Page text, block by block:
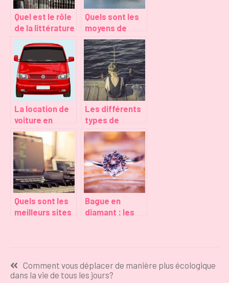
Quel est le rôle
de la littérature
dans
l’éducation ?
Quels sont les
moyens de
transport les
plus adaptés
pour un voyage
?
La location de
voiture en
Guadeloupe :
ce que vous
devez savoir
Les différents
types de
pêches selon
les méthodes
et les buts
Quels sont les
meilleurs sites
gratuite pour
Bague en
diamant : les
du choix
de
Comment vous déplacer de manière plus écologique
dans la vie de tous les jours?